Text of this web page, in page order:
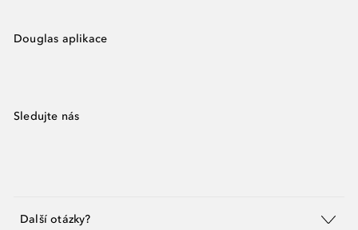
Douglas aplikace
Sledujte nás
Další otázky?